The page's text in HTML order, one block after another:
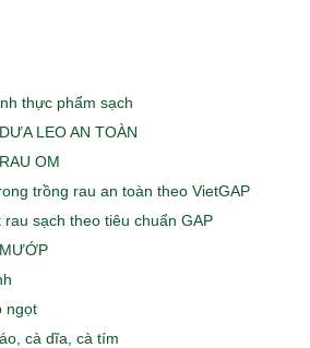
thực phẩm sạch
LEO AN TOÀN
OM
trồng rau an toàn theo VietGAP
sạch theo tiêu chuẩn GAP
ngọt
cà dĩa, cà tím